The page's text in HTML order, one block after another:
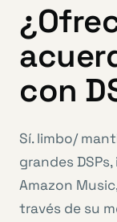
con
Sí. limbo/
grandes
Amazon
través de su